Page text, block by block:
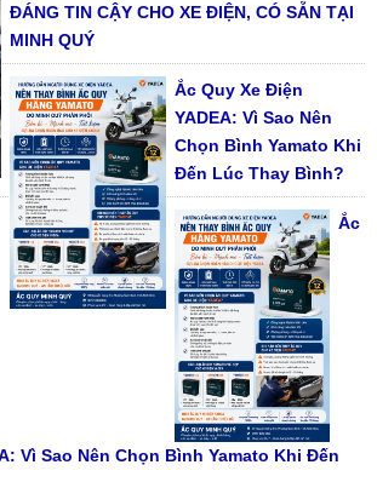
ĐÁNG TIN CẬY CHO XE ĐIỆN, CÓ SẴN TẠI
MINH QUÝ
Ắc Quy Xe Điện
YADEA: Vì Sao Nên
Chọn Bình Yamato Khi
Đến Lúc Thay Bình?
Ắc
Vì Sao Nên Chọn Bình Yamato Khi Đến